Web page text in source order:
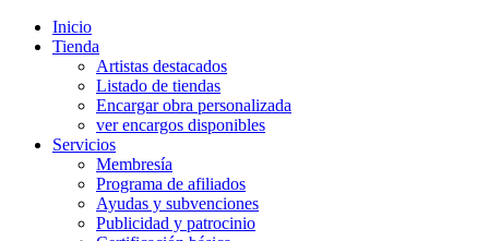
Inicio
Tienda
Artistas destacados
Listado de tiendas
Encargar obra personalizada
ver encargos disponibles
Servicios
Membresía
Programa de afiliados
Ayudas y subvenciones
Publicidad y patrocinio